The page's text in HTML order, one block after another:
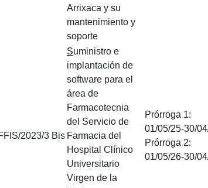
Arrixaca y su
mantenimiento y
soporte
2023/3 Bis
Suministro e
implantación de
software para el
área de
Farmacotecnia
del Servicio de
Farmacia del
Hospital Clínico
Universitario
Virgen de la
Prórroga 1:
01/05/25-30/
Prórroga 2:
01/05/26-30/